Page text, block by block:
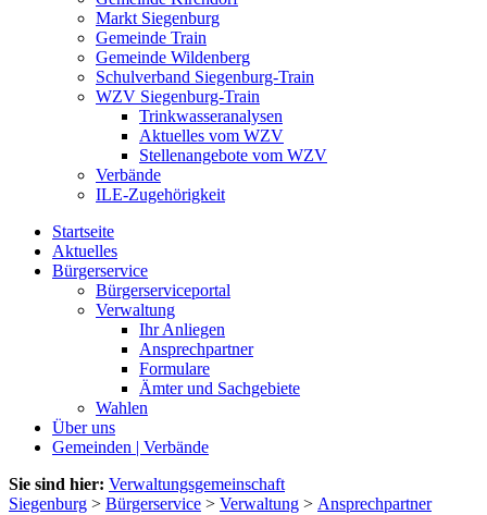
Markt Siegenburg
Gemeinde Train
Gemeinde Wildenberg
Schulverband Siegenburg-Train
WZV Siegenburg-Train
Trinkwasseranalysen
Aktuelles vom WZV
Stellenangebote vom WZV
Verbände
ILE-Zugehörigkeit
Startseite
Aktuelles
Bürgerservice
Bürgerserviceportal
Verwaltung
Ihr Anliegen
Ansprechpartner
Formulare
Ämter und Sachgebiete
Wahlen
Über uns
Gemeinden | Verbände
Sie sind hier: Verwaltungsgemeinschaft
Siegenburg > Bürgerservice > Verwaltung > Ansprechpartner